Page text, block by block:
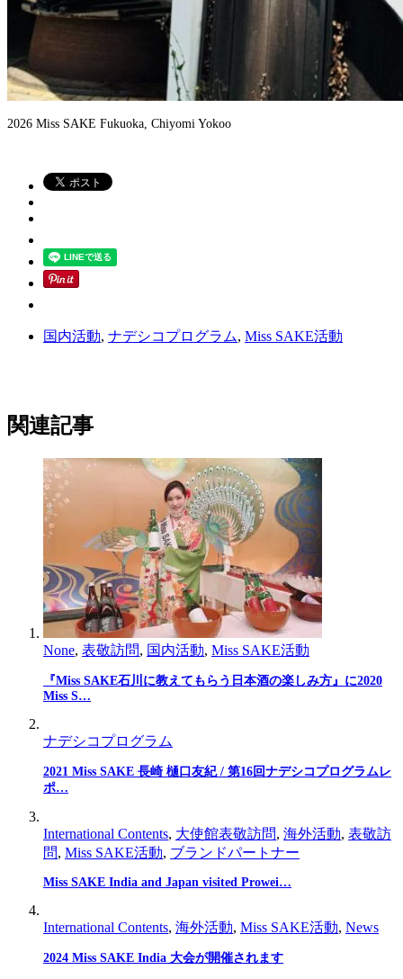
2026 Miss SAKE Fukuoka, Chiyomi Yokoo
国内活動, ナデシコプログラム, Miss SAKE活動
関連記事
None, 表敬訪問, 国内活動, Miss SAKE活動
『Miss SAKE石川に教えてもらう日本酒の楽しみ方』に2020
Miss S…
ナデシコプログラム
2021 Miss SAKE 長崎 樋口友紀 / 第16回ナデシコプログラムレ
ポ…
International Contents, 大使館表敬訪問, 海外活動, 表敬訪
問, Miss SAKE活動, ブランドパートナー
Miss SAKE India and Japan visited Prowei…
International Contents, 海外活動, Miss SAKE活動, News
2024 Miss SAKE India 大会が開催されます